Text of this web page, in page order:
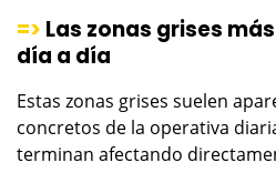
=> Las zonas grises
día a día
Estas zonas grises suelen
concretos de la operativa
terminan afectando